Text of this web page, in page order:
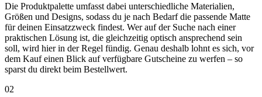
Die Produktpalette umfasst dabei unterschiedliche Materialien,
Größen und Designs, sodass du je nach Bedarf die passende Matte
für deinen Einsatzzweck findest. Wer auf der Suche nach einer
praktischen Lösung ist, die gleichzeitig optisch ansprechend sein
soll, wird hier in der Regel fündig. Genau deshalb lohnt es sich, vor
dem Kauf einen Blick auf verfügbare Gutscheine zu werfen – so
sparst du direkt beim Bestellwert.
02